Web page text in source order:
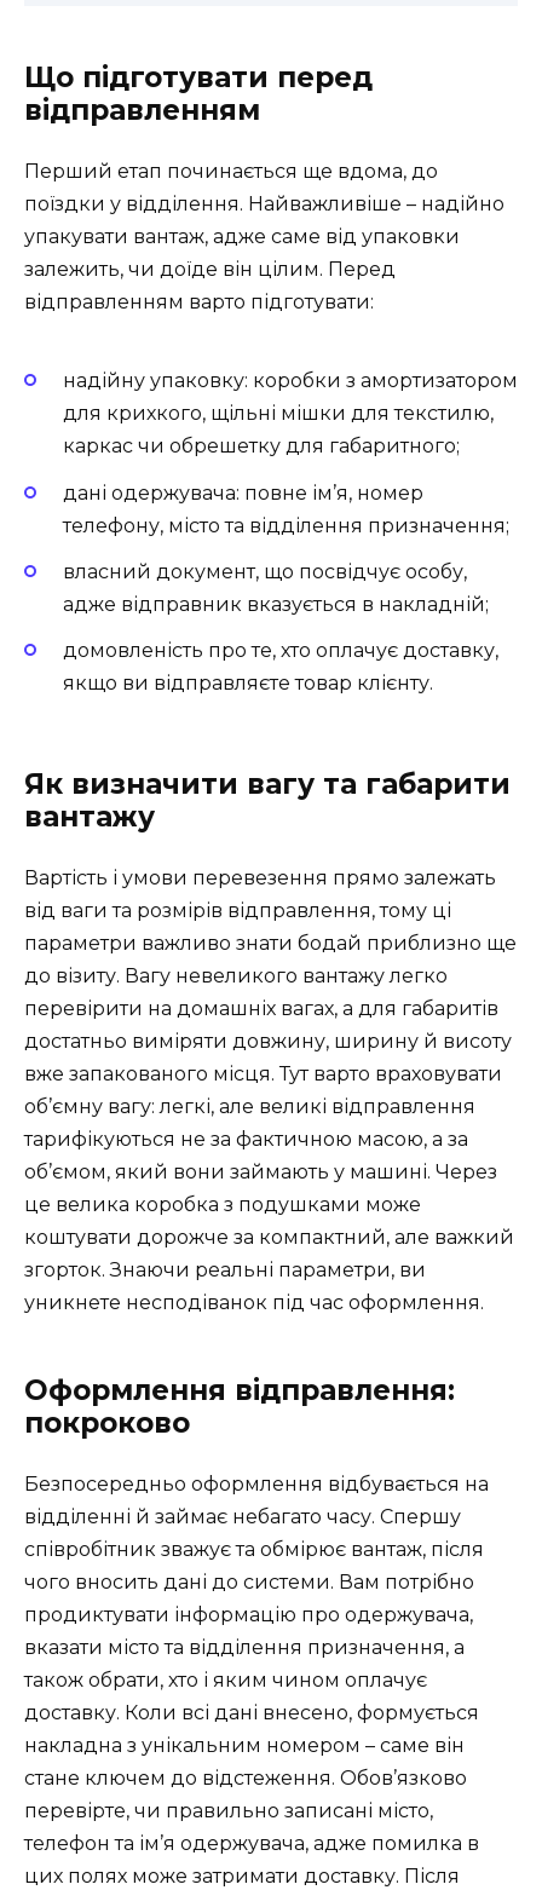
Що підготувати перед
відправленням
Перший етап починається ще вдома, до
поїздки у відділення. Найважливіше – надійно
упакувати вантаж, адже саме від упаковки
залежить, чи доїде він цілим. Перед
відправленням варто підготувати:
надійну упаковку: коробки з амортизатором
для крихкого, щільні мішки для текстилю,
каркас чи обрешетку для габаритного;
дані одержувача: повне ім’я, номер
телефону, місто та відділення призначення;
власний документ, що посвідчує особу,
адже відправник вказується в накладній;
домовленість про те, хто оплачує доставку,
якщо ви відправляєте товар клієнту.
Як визначити вагу та габарити
вантажу
Вартість і умови перевезення прямо залежать
від ваги та розмірів відправлення, тому ці
параметри важливо знати бодай приблизно ще
до візиту. Вагу невеликого вантажу легко
перевірити на домашніх вагах, а для габаритів
достатньо виміряти довжину, ширину й висоту
вже запакованого місця. Тут варто враховувати
об’ємну вагу: легкі, але великі відправлення
тарифікуються не за фактичною масою, а за
об’ємом, який вони займають у машині. Через
це велика коробка з подушками може
коштувати дорожче за компактний, але важкий
згорток. Знаючи реальні параметри, ви
уникнете несподіванок під час оформлення.
Оформлення відправлення:
покроково
Безпосередньо оформлення відбувається на
відділенні й займає небагато часу. Спершу
співробітник зважує та обмірює вантаж, після
чого вносить дані до системи. Вам потрібно
продиктувати інформацію про одержувача,
вказати місто та відділення призначення, а
також обрати, хто і яким чином оплачує
доставку. Коли всі дані внесено, формується
накладна з унікальним номером – саме він
стане ключем до відстеження. Обов’язково
перевірте, чи правильно записані місто,
телефон та ім’я одержувача, адже помилка в
цих полях може затримати доставку. Після